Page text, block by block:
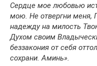
Сердце мое любовью
мою. Не отвергни меня,
надежду на милость
Духом своим
беззакония от себя
сохрани. Аминь».